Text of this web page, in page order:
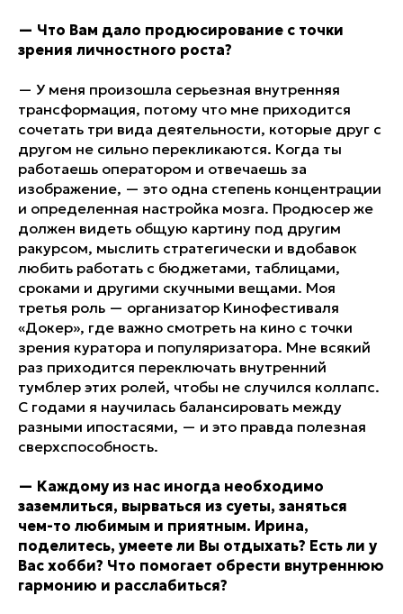
— Что Вам дало продюсирование с точки
зрения личностного роста?
— У меня произошла серьезная внутренняя
трансформация, потому что мне приходится
сочетать три вида деятельности, которые друг с
другом не сильно перекликаются. Когда ты
работаешь оператором и отвечаешь за
изображение, — это одна степень концентрации
и определенная настройка мозга. Продюсер же
должен видеть общую картину под другим
ракурсом, мыслить стратегически и вдобавок
любить работать с бюджетами, таблицами,
сроками и другими скучными вещами. Моя
третья роль — организатор Кинофестиваля
«Докер», где важно смотреть на кино с точки
зрения куратора и популяризатора. Мне всякий
раз приходится переключать внутренний
тумблер этих ролей, чтобы не случился коллапс.
С годами я научилась балансировать между
разными ипостасями, — и это правда полезная
сверхспособность.
— Каждому из нас иногда необходимо
заземлиться, вырваться из суеты, заняться
чем-то любимым и приятным. Ирина,
поделитесь, умеете ли Вы отдыхать? Есть ли у
Вас хобби? Что помогает обрести внутреннюю
гармонию и расслабиться?